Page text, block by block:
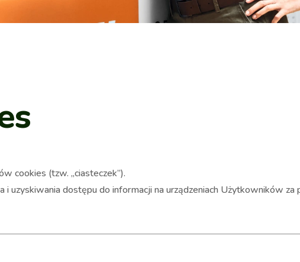
cookies (tzw. „ciasteczek”).
uzyskiwania dostępu do informacji na urządzeniach Użytkowników za